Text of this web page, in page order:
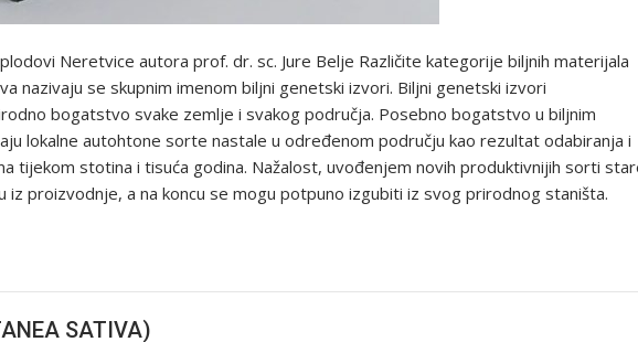
Neretvice autora prof. dr. sc. Jure Belje Različite kategorije biljnih materijala
nazivaju se skupnim imenom biljni genetski izvori. Biljni genetski izvori
bogatstvo svake zemlje i svakog područja. Posebno bogatstvo u biljnim
lokalne autohtone sorte nastale u određenom području kao rezultat odabiranja i
tijekom stotina i tisuća godina. Nažalost, uvođenjem novih produktivnijih sorti
proizvodnje, a na koncu se mogu potpuno izgubiti iz svog prirodnog staništa.
SATIVA)